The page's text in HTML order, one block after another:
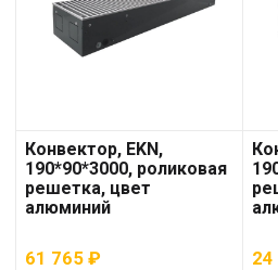
Конвектор, EKN,
190*90*3000, роликовая
решетка, цвет
алюминий
61 765 ₽